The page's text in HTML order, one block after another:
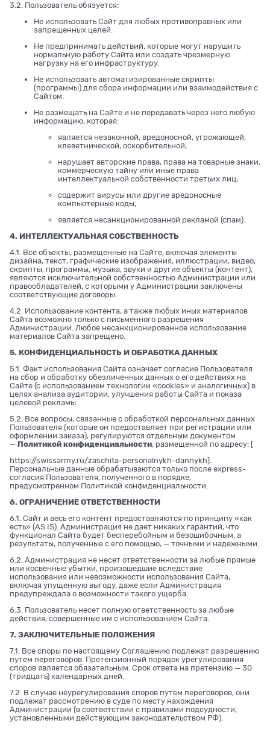
3.2. Пользователь обязуется:
Не использовать Сайт для любых противоправных или
запрещенных целей.
Не предпринимать действий, которые могут нарушить
нормальную работу Сайта или создать чрезмерную
нагрузку на его инфраструктуру.
Не использовать автоматизированные скрипты
(программы) для сбора информации или взаимодействия с
Сайтом.
Не размещать на Сайте и не передавать через него любую
информацию, которая:
является незаконной, вредоносной, угрожающей,
клеветнической, оскорбительной;
нарушает авторские права, права на товарные знаки,
коммерческую тайну или иные права
интеллектуальной собственности третьих лиц;
содержит вирусы или другие вредоносные
компьютерные коды;
является несанкционированной рекламой (спам).
4. ИНТЕЛЛЕКТУАЛЬНАЯ СОБСТВЕННОСТЬ
4.1. Все объекты, размещенные на Сайте, включая элементы
дизайна, текст, графические изображения, иллюстрации, видео,
скрипты, программы, музыка, звуки и другие объекты (контент),
являются исключительной собственностью Администрации или
правообладателей, с которыми у Администрации заключены
соответствующие договоры.
4.2. Использование контента, а также любых иных материалов
Сайта возможно только с письменного разрешения
Администрации. Любое несанкционированное использование
материалов Сайта запрещено.
5. КОНФИДЕНЦИАЛЬНОСТЬ И ОБРАБОТКА ДАННЫХ
5.1. Факт использования Сайта означает согласие Пользователя
на сбор и обработку обезличенных данных о его действиях на
Сайте (с использованием технологии «cookies» и аналогичных) в
целях анализа аудитории, улучшения работы Сайта и показа
целевой рекламы.
5.2. Все вопросы, связанные с обработкой персональных данных
Пользователя (которые он предоставляет при регистрации или
оформлении заказа), регулируются отдельным документом
— Политикой конфиденциальности, размещенной по адресу: [
https://swissarmy.ru/zaschita-personalnykh-dannykh].
Персональные данные обрабатываются только после express-
согласия Пользователя, полученного в порядке,
предусмотренном Политикой конфиденциальности.
6. ОГРАНИЧЕНИЕ ОТВЕТСТВЕННОСТИ
6.1. Сайт и весь его контент предоставляются по принципу «как
есть» (AS IS). Администрация не дает никаких гарантий, что
функционал Сайта будет бесперебойным и безошибочным, а
результаты, полученные с его помощью, — точными и надежными.
6.2. Администрация не несет ответственности за любые прямые
или косвенные убытки, произошедшие вследствие
использования или невозможности использования Сайта,
включая упущенную выгоду, даже если Администрация
предупреждала о возможности такого ущерба.
6.3. Пользователь несет полную ответственность за любые
действия, совершенные им с использованием Сайта.
7. ЗАКЛЮЧИТЕЛЬНЫЕ ПОЛОЖЕНИЯ
7.1. Все споры по настоящему Соглашению подлежат разрешению
путем переговоров. Претензионный порядок урегулирования
споров является обязательным. Срок ответа на претензию — 30
(тридцать) календарных дней.
7.2. В случае неурегулирования споров путем переговоров, они
подлежат рассмотрению в суде по месту нахождения
Администрации (в соответствии с правилами подсудности,
установленными действующим законодательством РФ).